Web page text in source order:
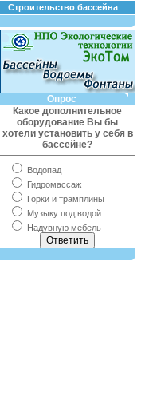
Строительство бассейна
Опрос
Какое дополнительное
оборудование Вы бы
хотели установить у себя в
бассейне?
Водопад
Гидромассаж
Горки и трамплины
Музыку под водой
Надувную мебель